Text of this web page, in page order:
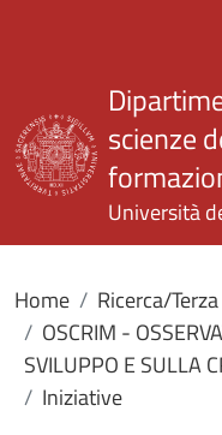
scienze
Università
Home Ricerca/
OSCRIM -
SVILUPPO E SULLA
Iniziative